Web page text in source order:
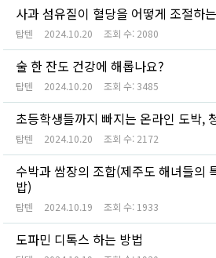
사과 섬유질이 혈당을 어떻게 조절하
탑텐 2024.10.20 조회 수: 2080
술 한 잔도 건강에 해롭나요?
탑텐 2024.10.20 조회 수: 3485
초등학생들까지 빠지는 온라인 도박,
탑텐 2024.10.20 조회 수: 2172
수박과 쌈장의 조합(제주도 해녀들의
밥)
탑텐 2024.10.19 조회 수: 1933
도파민 디톡스 하는 방법